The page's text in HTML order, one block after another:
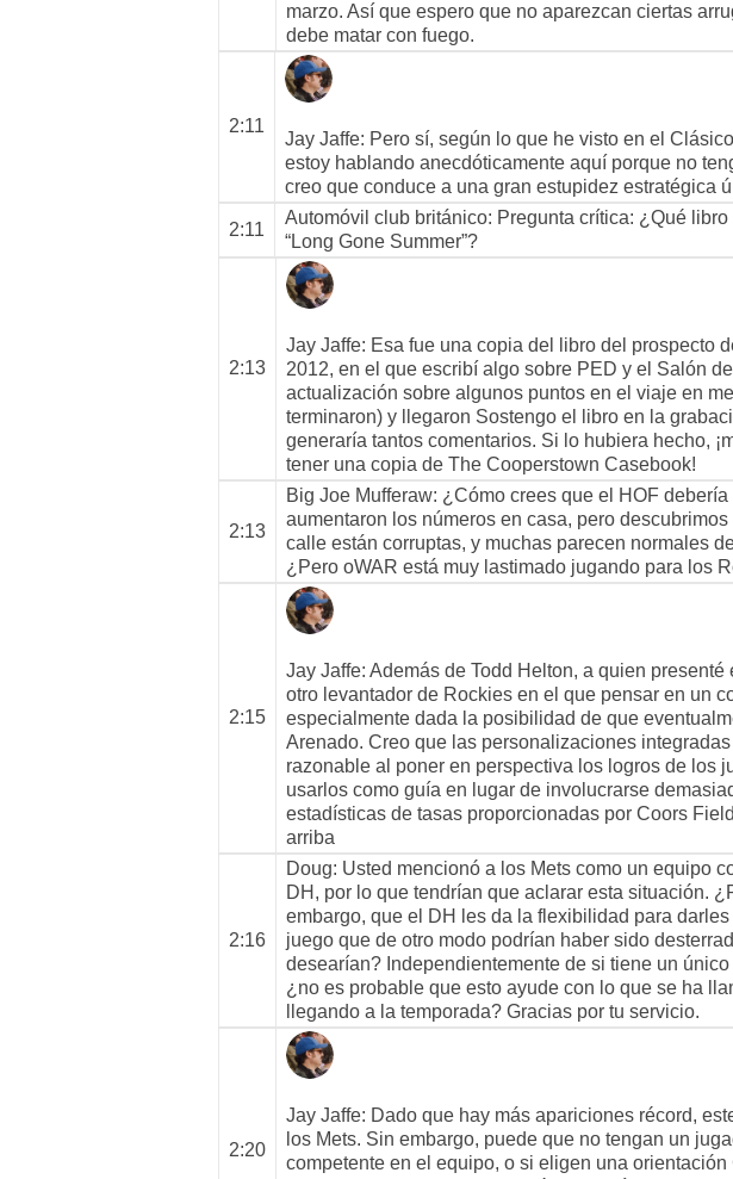
marzo. Así que espero que no aparezcan ciertas
debe matar con fuego.
2:11
Jay Jaffe: Pero sí, según lo que he visto en el
estoy hablando anecdóticamente aquí porque no
creo que conduce a una gran estupidez estratégica
2:11
Automóvil club británico: Pregunta crítica: ¿Qué
“Long Gone Summer”?
2:13
Jay Jaffe: Esa fue una copia del libro del prospecto
2012, en el que escribí algo sobre PED y el Salón
actualización sobre algunos puntos en el viaje en
terminaron) y llegaron Sostengo el libro en la
generaría tantos comentarios. Si lo hubiera hecho,
tener una copia de The Cooperstown Casebook!
2:13
Big Joe Mufferaw: ¿Cómo crees que el HOF
aumentaron los números en casa, pero
calle están corruptas, y muchas parecen normales
¿Pero oWAR está muy lastimado jugando para los
2:15
Jay Jaffe: Además de Todd Helton, a quien
otro levantador de Rockies en el que pensar en un
especialmente dada la posibilidad de que
Arenado. Creo que las personalizaciones
razonable al poner en perspectiva los logros de los
usarlos como guía en lugar de involucrarse
estadísticas de tasas proporcionadas por Coors
arriba
2:16
Doug: Usted mencionó a los Mets como un equipo
DH, por lo que tendrían que aclarar esta situación.
embargo, que el DH les da la flexibilidad para
juego que de otro modo podrían haber sido
desearían? Independientemente de si tiene un
¿no es probable que esto ayude con lo que se ha
llegando a la temporada? Gracias por tu servicio.
2:20
Jay Jaffe: Dado que hay más apariciones récord,
los Mets. Sin embargo, puede que no tengan un
competente en el equipo, o si eligen una